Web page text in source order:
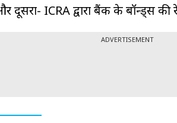
दूसरा- ICRA द्वारा बैंक के बॉन्ड्स की
ADVERTISEMENT